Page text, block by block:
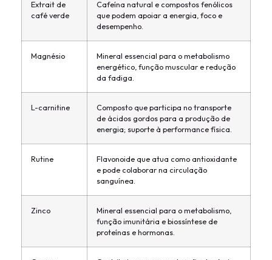
Extrait de
café verde
Cafeína natural e compostos fenólicos
que podem apoiar a energia, foco e
desempenho.
Magnésio
Mineral essencial para o metabolismo
energético, função muscular e redução
da fadiga.
L-carnitine
Composto que participa no transporte
de ácidos gordos para a produção de
energia; suporte à performance física.
Rutine
Flavonoide que atua como antioxidante
e pode colaborar na circulação
sanguínea.
Zinco
Mineral essencial para o metabolismo,
função imunitária e biossíntese de
proteínas e hormonas.